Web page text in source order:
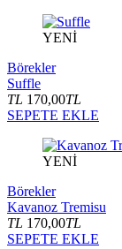
YENİ
Börekler
Suffle
TL 170,00TL
SEPETE EKLE
YENİ
Börekler
Kavanoz Tremisu
TL 170,00TL
SEPETE EKLE